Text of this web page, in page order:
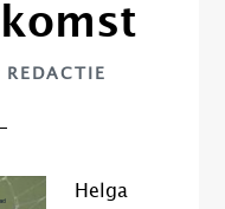
REDACTIE
Helga